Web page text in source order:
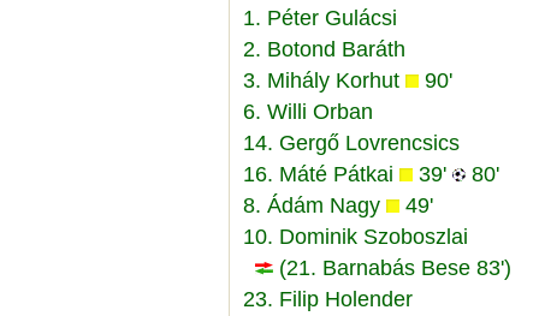
1. Péter Gulácsi
2. Botond Baráth
3. Mihály Korhut
90'
6. Willi Orban
14. Gergő Lovrencsics
16. Máté Pátkai
39'
80'
8. Ádám Nagy
49'
10. Dominik Szoboszlai
(21. Barnabás Bese 83')
23. Filip Holender